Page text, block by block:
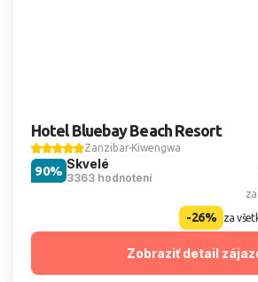
Hotel Bluebay Beach Resort
Zanzibar Kiwengwa
Skvelé
3363 hodnotení
90%
-26% za
Zobraziť detail